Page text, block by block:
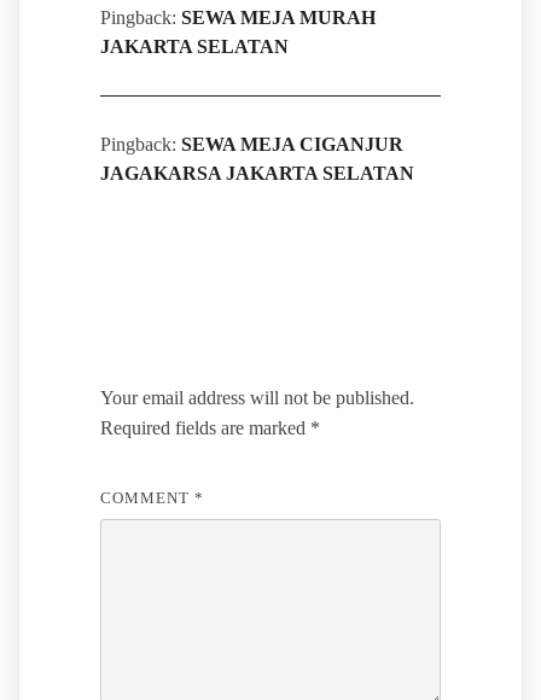
Pingback: SEWA MEJA MURAH
JAKARTA SELATAN
Pingback: SEWA MEJA CIGANJUR
JAGAKARSA JAKARTA SELATAN
Your email address will not be published.
Required fields are marked *
COMMENT *